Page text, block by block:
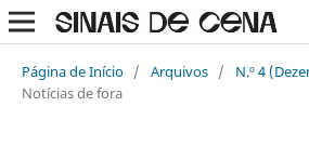
Página de Início / Arquivos / N.º 4
Notícias de fora